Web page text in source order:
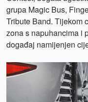
grupa Magic Bus,
Tribute Band. Tijekom
zona s napuhancima i
događaj namijenjen